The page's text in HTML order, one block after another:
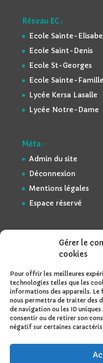
Gérer le
cookies
Pour offrir les meilleures
technologies telles que les
informations des appareils. Le
nous permettra de traiter des
de navigation ou les ID
consentir ou de retirer son
négatif sur certaines
Réseau EC :
Ecole Sainte-
Ecole Saint-Denis
Ecole St-Georges
Ecole Sainte-Famille
Lycée Kersa Lasalle
Lycée Notre-Dame
Méta :
Admin du site
Déconnexion
Mentions légales
Espace réservé